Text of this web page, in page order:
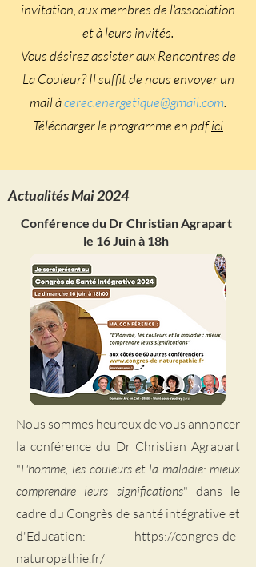
invitation, aux membres de l'association
et à leurs invités.
​Vous désirez assister aux Rencontres de
La Couleur? Il suffit de nous envoyer un
mail àcerec.energetique@gmail.com.
Télécharger le programme en pdfici
Actualités Mai 2024
Conférence du Dr Christian Agrapart
le 16 Juin à 18h
Nous sommes heureux de vous annoncer
la conférence du Dr Christian Agrapart
"L'homme, les couleurs et la maladie: mieux
comprendre leurs significations" dans le
cadre du Congrès de santé intégrative et
d'Education: https://congres-de-
naturopathie.fr/